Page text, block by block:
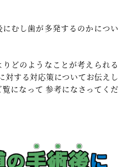
むし歯が多発するのかについ
どのようなことが考えられる
対する対応策についてお伝えし
になって 参考になさってくだ